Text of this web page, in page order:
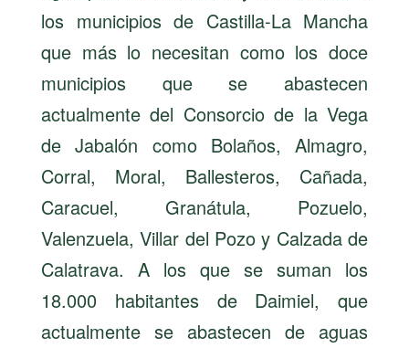
los municipios de Castilla-La Mancha
que más lo necesitan como los doce
municipios que se abastecen
actualmente del Consorcio de la Vega
de Jabalón como Bolaños, Almagro,
Corral, Moral, Ballesteros, Cañada,
Caracuel, Granátula, Pozuelo,
Valenzuela, Villar del Pozo y Calzada de
Calatrava. A los que se suman los
18.000 habitantes de Daimiel, que
actualmente se abastecen de aguas